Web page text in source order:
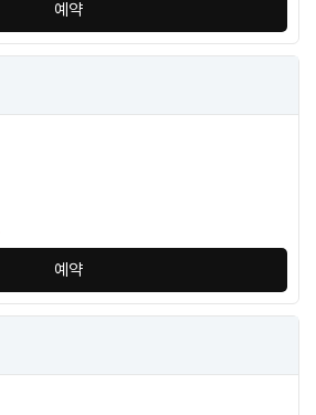
예약
예약